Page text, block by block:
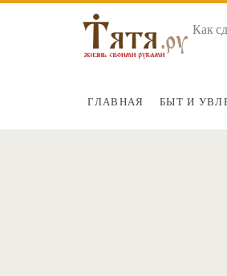
Как
ГЛАВНАЯ БЫТ И